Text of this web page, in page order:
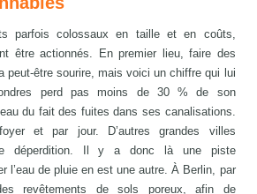
parfois colossaux en taille et en coûts,
être actionnés. En premier lieu, faire des
peut-être sourire, mais voici un chiffre qui lui
perd pas moins de 30 % de son
du fait des fuites dans ses canalisations.
et par jour. D’autres grandes villes
déperdition. Il y a donc là une piste
l’eau de pluie en est une autre. À Berlin, par
revêtements de sols poreux, afin de